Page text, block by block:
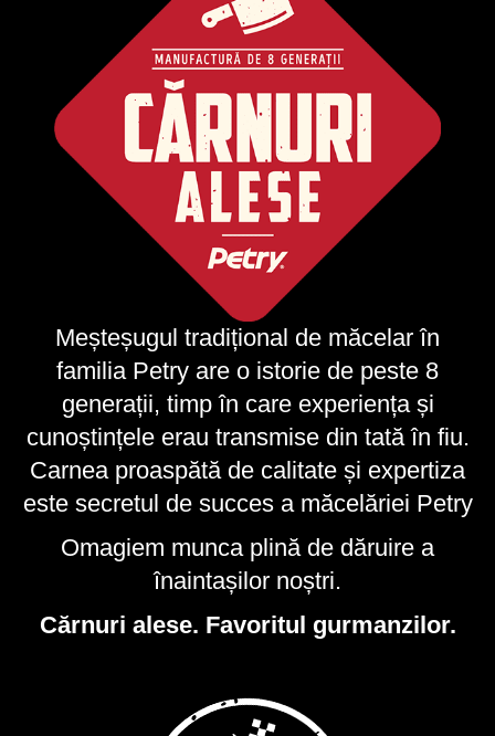
Meșteșugul tradițional de măcelar în
familia Petry are o istorie de peste 8
generații, timp în care experiența și
cunoștințele erau transmise din tată în fiu.
Carnea proaspătă de calitate și expertiza
este secretul de succes a măcelăriei Petry
Omagiem munca plină de dăruire a
înaintașilor noștri.
Cărnuri alese. Favoritul gurmanzilor.